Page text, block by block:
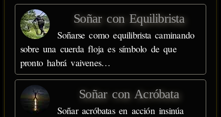
Soñar con Equilibrista
Soñarse como equilibrista caminando
sobre una cuerda floja es símbolo de que
pronto habrá vaivenes…
Soñar con Acróbata
Soñar acróbatas en acción insinúa